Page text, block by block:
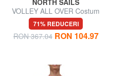
VOLLEY ALL OVER Costum
de baie
71% REDUCERI
RON 367.04 RON 104.97